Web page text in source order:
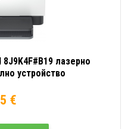
лазерно
устройство
€